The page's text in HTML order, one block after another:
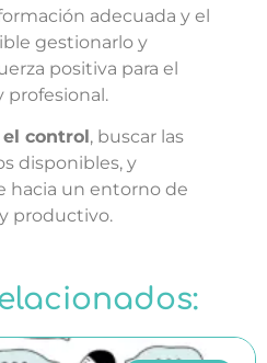
adecuada y el
gestionarlo y
positiva para el
profesional.
control , buscar las
disponibles, y
hacia un entorno de
productivo.